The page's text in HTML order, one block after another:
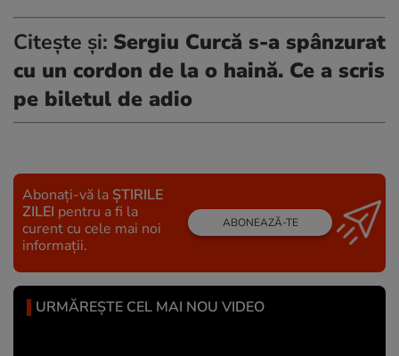
Citește și: Sergiu Curcă s-a spânzurat
cu un cordon de la o haină. Ce a scris
pe biletul de adio
Abonați-vă la ȘTIRILE
ZILEI pentru a fi la
curent cu cele mai noi
informații.
ABONEAZĂ-TE
URMĂREȘTE CEL MAI NOU VIDEO